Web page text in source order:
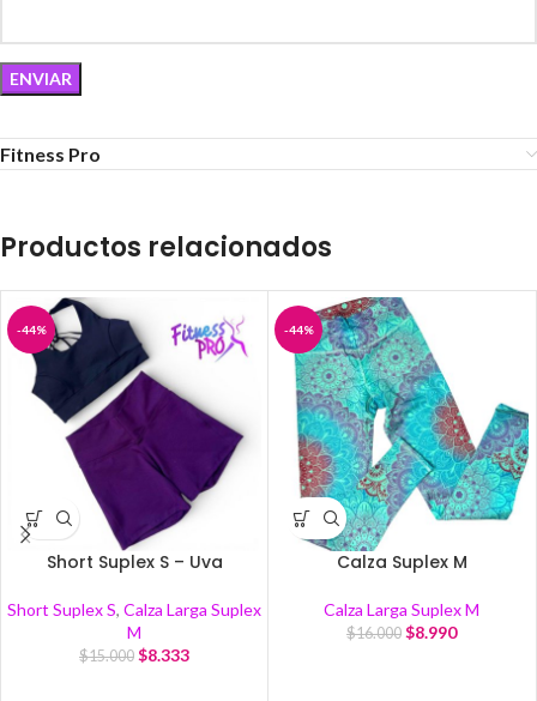
Fitness Pro
Productos relacionados
-44%
Short Suplex S – Uva
Short Suplex S, Calza Larga Suplex
M
$15.000 $8.333
-44%
Calza Suplex M
Calza Larga Suplex M
$16.000 $8.990